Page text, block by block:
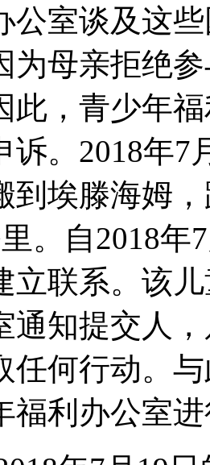
公室谈及这
为母亲拒绝
此，青少年
诉。2018年7
到埃滕海姆
。自2018年
立联系。该
通知提交人
任何行动。
福利办公室